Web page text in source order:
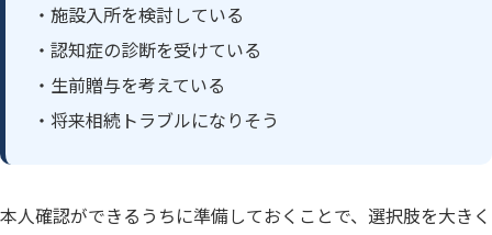
・施設入所を検討している
・認知症の診断を受けている
・生前贈与を考えている
・将来相続トラブルになりそう
本人確認ができるうちに準備しておくことで、選択肢を大きく